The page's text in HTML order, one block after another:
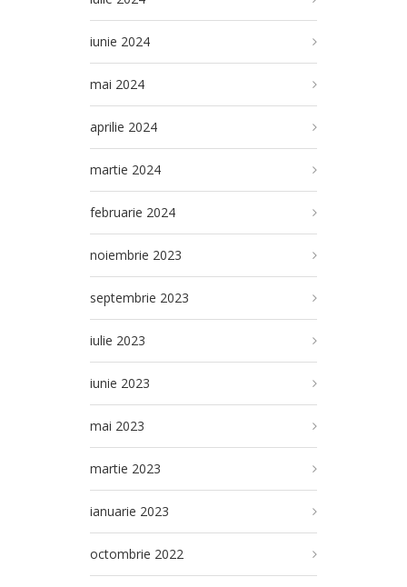
iunie 2024
mai 2024
aprilie 2024
martie 2024
februarie 2024
noiembrie 2023
septembrie 2023
iulie 2023
iunie 2023
mai 2023
martie 2023
ianuarie 2023
octombrie 2022